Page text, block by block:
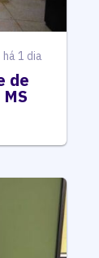
há 1 dia
de